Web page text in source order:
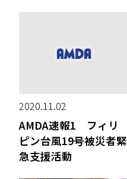
2020.11.02
AMDA速報1 フィリ
ピン台風19号被災者緊
急支援活動